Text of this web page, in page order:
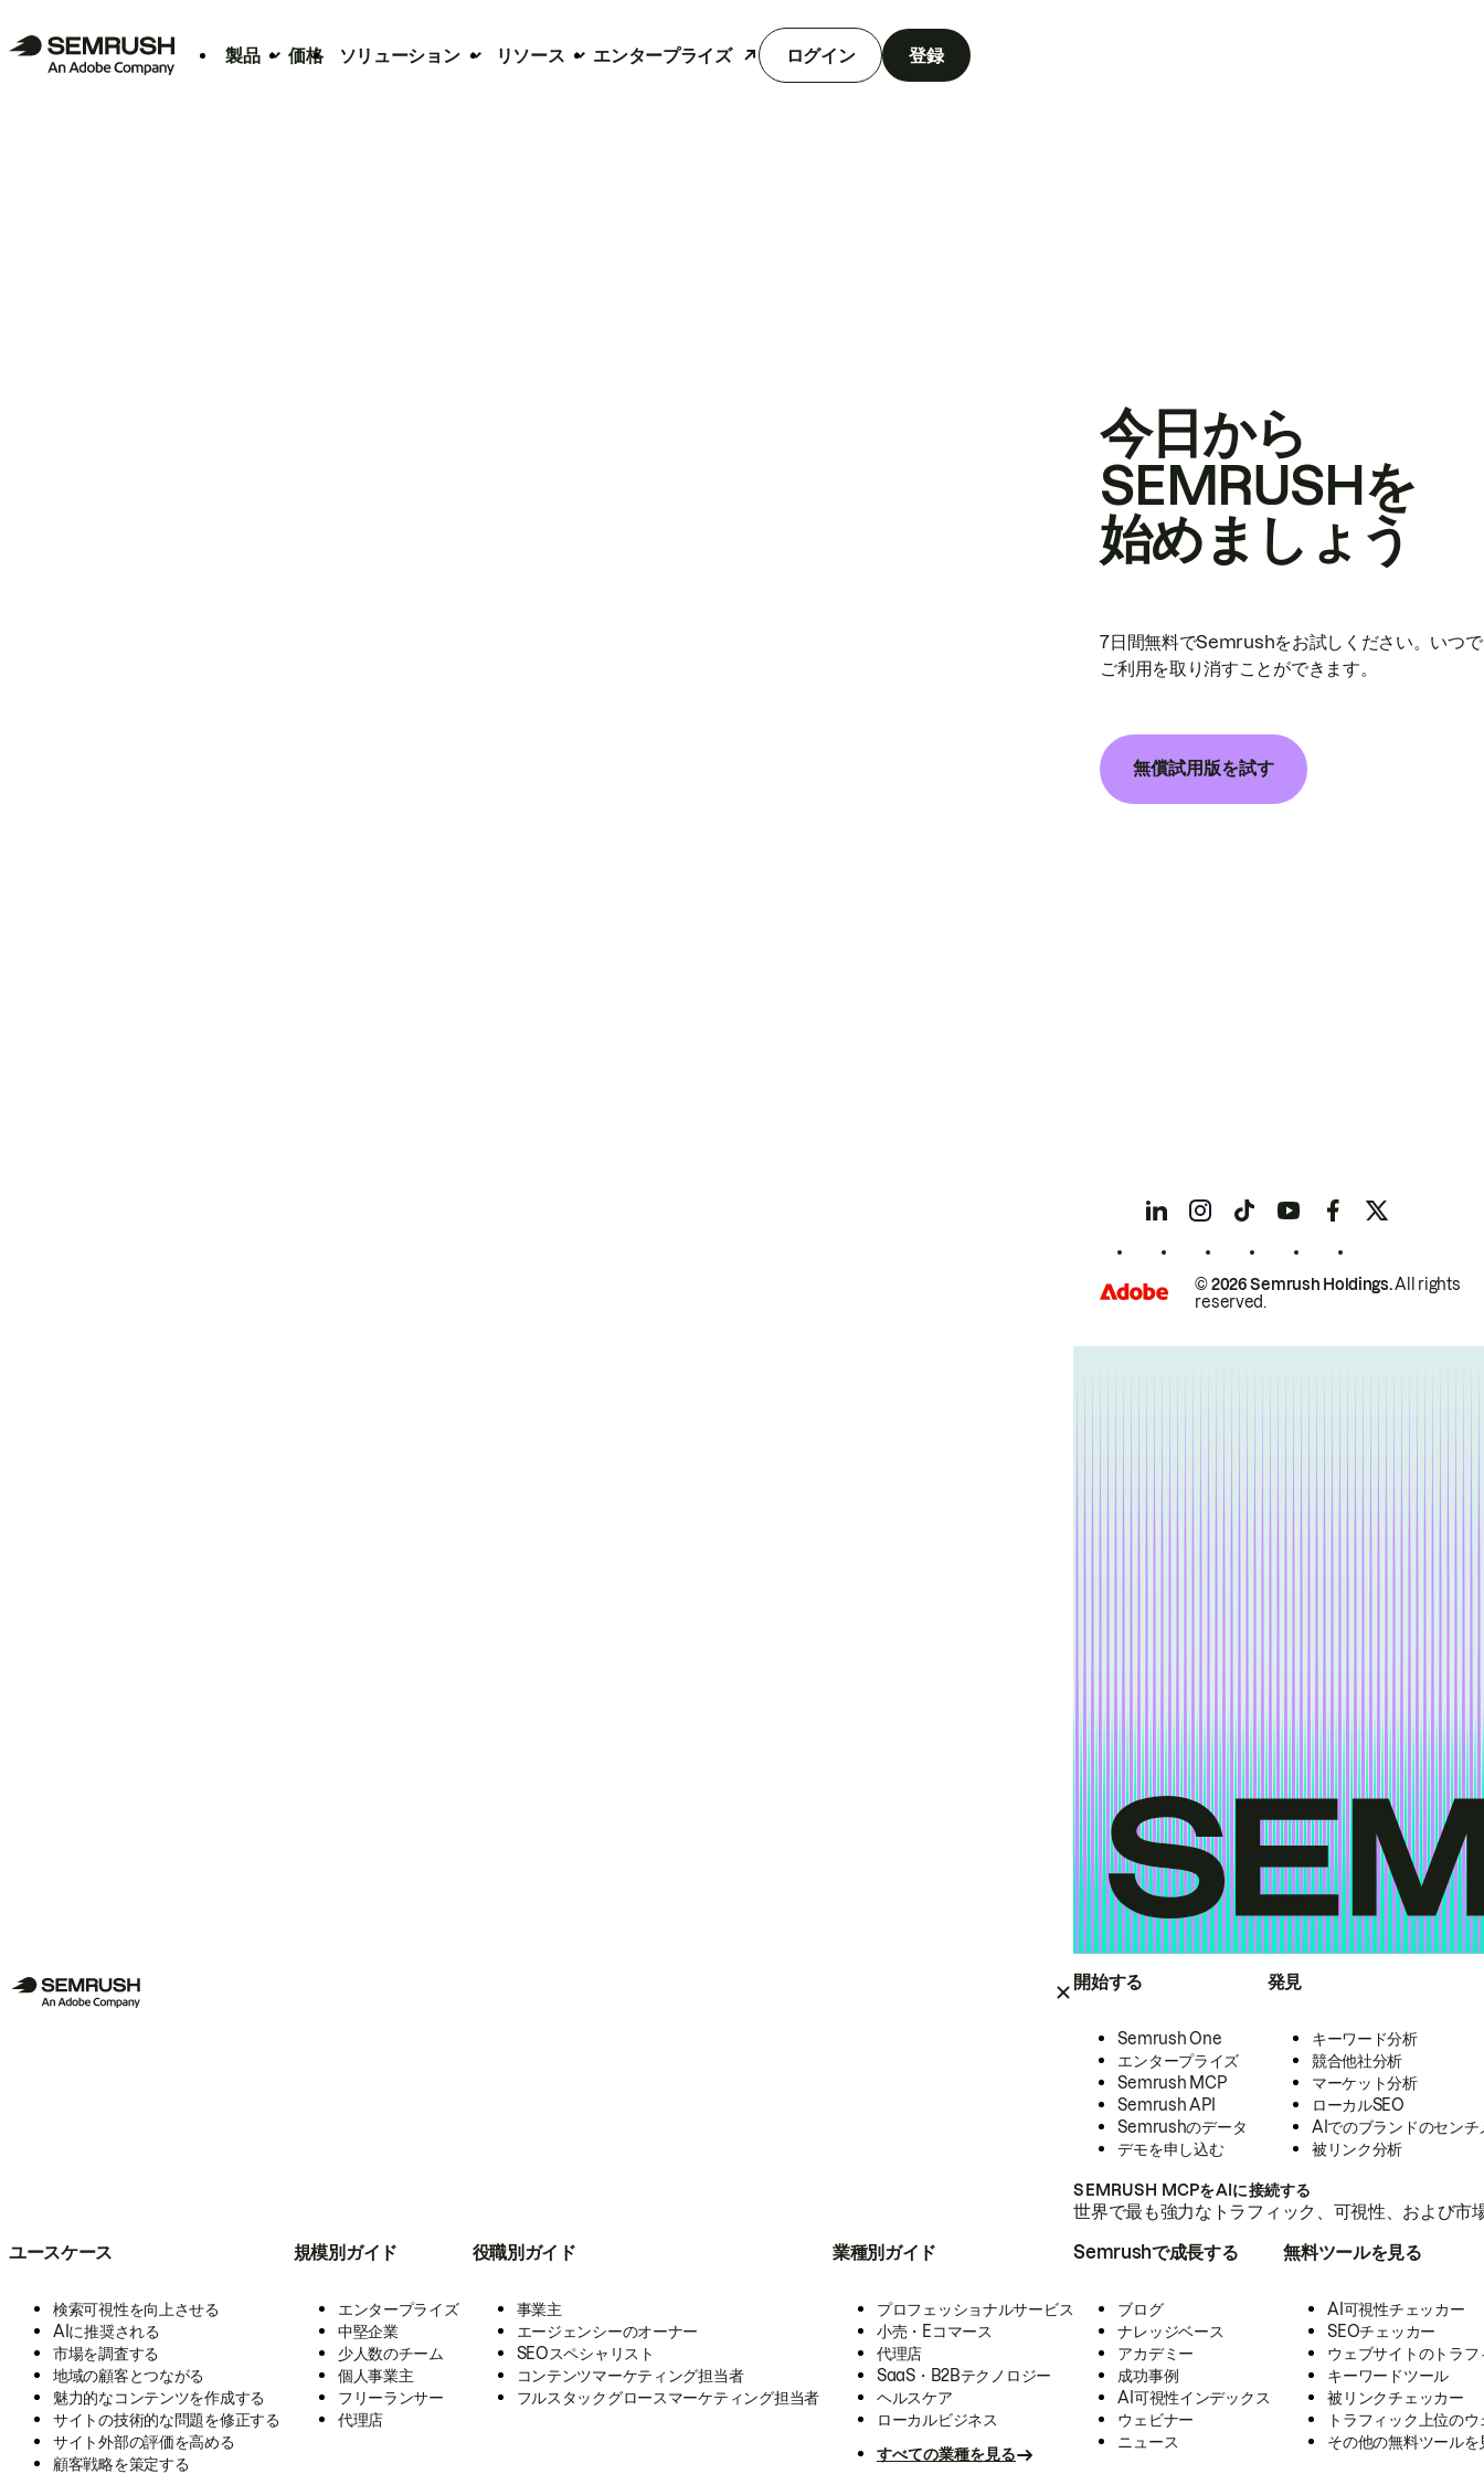
製品 価格 ソリューション リソース エンタープライズ ログイン 登録
開始する
Semrush One
エンタープライズ
Semrush MCP
Semrush API
Semrushのデータ
デモを申し込む
発見
キーワード分析
競合他社分析
マーケット分析
ローカルSEO
AIでのブランドのセンチ
被リンク分析
SEMRUSH MCPをAIに接続する
世界で最も強力なトラフィック、可視性、および
ユースケース
検索可視性を向上させる
AIに推奨される
市場を調査する
地域の顧客とつながる
魅力的なコンテンツを作成する
サイトの技術的な問題を修正する
サイト外部の評価を高める
顧客戦略を策定する
規模別ガイド
エンタープライズ
中堅企業
少人数のチーム
個人事業主
フリーランサー
代理店
役職別ガイド
事業主
エージェンシーのオーナー
SEOスペシャリスト
コンテンツマーケティング担当者
フルスタックグロースマーケティング担当者
業種別ガイド
プロフェッショナルサービス
小売・Eコマース
代理店
SaaS・B2Bテクノロジー
ヘルスケア
ローカルビジネス
すべての業種を見る
Semrushで成長する
ブログ
ナレッジベース
アカデミー
成功事例
AI可視性インデックス
ウェビナー
ニュース
無料ツールを見る
AI可視性チェッカー
SEOチェッカー
ウェブサイトのトラ
キーワードツール
被リンクチェッカー
トラフィック上位の
その他の無料ツールを
今日から
SEMRUSHを
始めましょう
7日間無料でSemrushをお試しください。いつ
ご利用を取り消すことができます。
無償試用版を試す
© 2026 Semrush Holdings.All rights
reserved.